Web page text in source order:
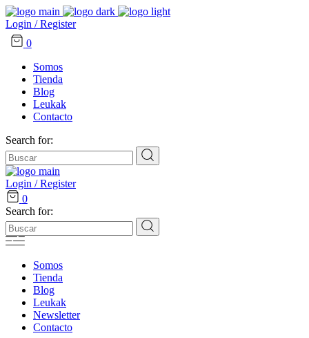
Login / Register
0
Somos
Tienda
Blog
Leukak
Contacto
Search for:
Login / Register
0
Search for:
Somos
Tienda
Blog
Leukak
Newsletter
Contacto